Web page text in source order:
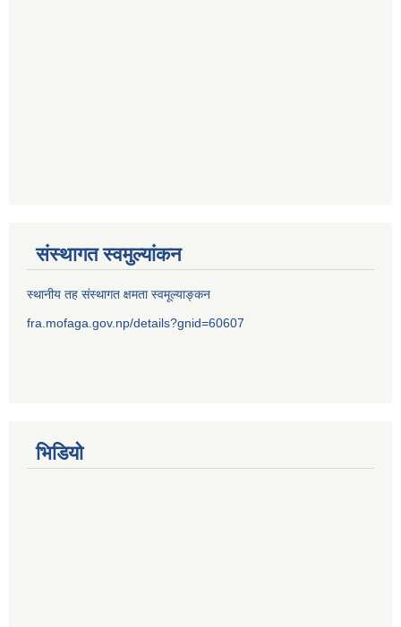
संस्थागत स्वमुल्यांकन
स्थानीय तह संस्थागत क्षमता स्वमूल्याङ्कन
fra.mofaga.gov.np/details?gnid=60607
भिडियो